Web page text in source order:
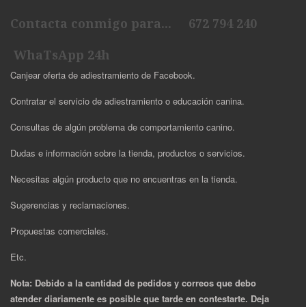
Contacta conmigo para... 672 794 240
WhaTsApp 24h
Canjear oferta de adiestramiento de Facebook.
Contratar el servicio de adiestramiento o educación canina.
Consultas de algún problema de comportamiento canino.
Dudas e información sobre la tienda, productos o servicios.
Necesitas algún producto que no encuentras en la tienda.
Sugerencias y reclamaciones.
Propuestas comerciales.
Etc.
Nota: Debido a la cantidad de pedidos y correos que debo
atender diariamente es posible que tarde en contestarte. Deja